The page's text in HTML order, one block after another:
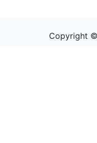
Copyright